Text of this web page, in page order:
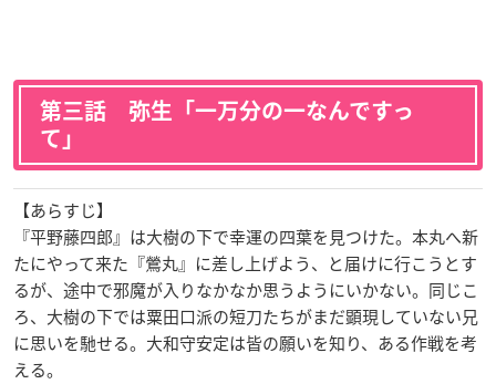
第三話 弥生「一万分の一なんですっ
て」
【あらすじ】
『平野藤四郎』は大樹の下で幸運の四葉を見つけた。本丸へ新
たにやって来た『鶯丸』に差し上げよう、と届けに行こうとす
るが、途中で邪魔が入りなかなか思うようにいかない。同じこ
ろ、大樹の下では粟田口派の短刀たちがまだ顕現していない兄
に思いを馳せる。大和守安定は皆の願いを知り、ある作戦を考
える。